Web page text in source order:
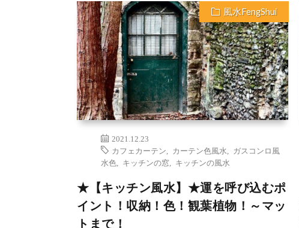
風水FengShui
2021.12.23
カフェカーテン
カーテン色風水
ガスコンロ風
水色
キッチンの窓 キッチンの風水
★【キッチン風水】★運を呼び込むポ
イント！収納！色！観葉植物！～マッ
トまで！